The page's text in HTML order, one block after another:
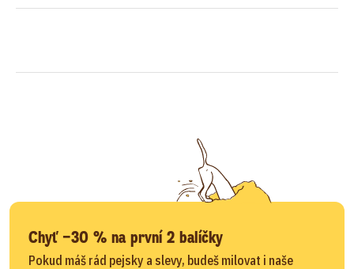
Chyť −30 % na první 2 balíčky
Pokud máš rád pejsky a slevy, budeš milovat i naše